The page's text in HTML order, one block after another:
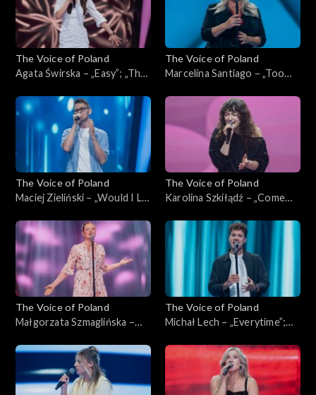
The Voice of Poland
Agata Świrska – „Easy”; „The
Przesłuchania w ciemno, 4
października 2025
The Voice of Poland
Marcelina Santiago – „Too
Poland”, Przesłuchania w
ciemno, 4 października 2025
The Voice of Poland
Maciej Zieliński – „Would I Lie
Poland”, Przesłuchania w
ciemno, 4 października 2025
The Voice of Poland
Karolina Szkiłądź – „Come
of Poland”, Przesłuchania w
ciemno, 4 października 2025
The Voice of Poland
Małgorzata Szmaglińska –
Poland”, Przesłuchania w
ciemno, 4 października 2025
The Voice of Poland
Michał Lech – „Everytime”;
Przesłuchania w ciemno, 4
października 2025